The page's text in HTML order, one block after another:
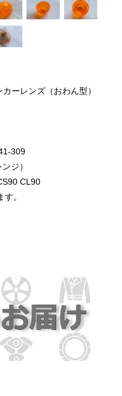
カーレンズ（おわん型）
309
ジ）
CL90
。